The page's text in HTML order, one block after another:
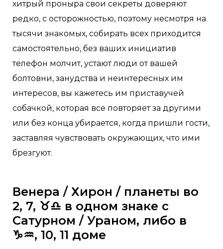
хитрый проныра свои секреты доверяют
редко, с осторожностью, поэтому несмотря на
тысячи знакомых, собирать всех приходится
самостоятельно, без ваших инициатив
телефон молчит, устают люди от вашей
болтовни, занудства и неинтересных им
интересов, вы кажетесь им приставучей
собачкой, которая все повторяет за другими
или без конца убирается, когда пришли гости,
заставляя чувствовать окружающих, что ими
брезгуют.
Венера / Хирон / планеты во
2, 7, ♉️♎️ в одном знаке с
Сатурном / Ураном, либо в
♑️♒️, 10, 11 доме